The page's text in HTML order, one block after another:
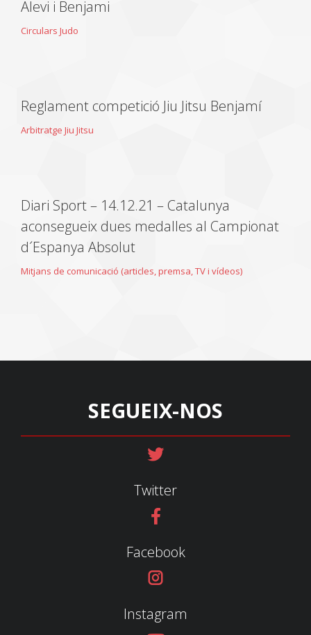
Alevi i Benjami
Circulars Judo
Reglament competició Jiu Jitsu Benjamí
Arbitratge Jiu Jitsu
Diari Sport – 14.12.21 – Catalunya
aconsegueix dues medalles al Campionat
d´Espanya Absolut
Mitjans de comunicació (articles, premsa, TV i vídeos)
SEGUEIX-NOS
Twitter
Facebook
Instagram